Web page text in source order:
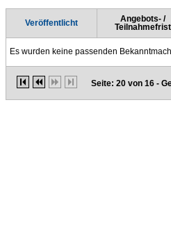
Veröffentlicht
Angebots- /
Teilnahmefrist
Es wurden keine passenden
Seite: 20 von 16 -